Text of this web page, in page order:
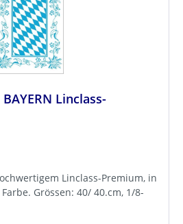
Linclass-
Linclass-Premium, in
Grössen: 40/ 40.cm, 1/8-